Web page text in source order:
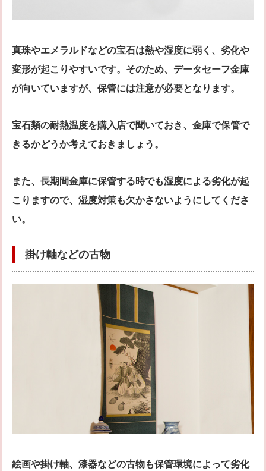
真珠やエメラルドなどの宝石は熱や湿度に弱く、劣化や
変形が起こりやすいです。そのため、データセーフ金庫
が向いていますが、保管には注意が必要となります。
宝石類の耐熱温度を購入店で聞いておき、金庫で保管で
きるかどうか考えておきましょう。
また、長期間金庫に保管する時でも湿度による劣化が起
こりますので、湿度対策も欠かさないようにしてくださ
い。
掛け軸などの古物
絵画や掛け軸、漆器などの古物も保管環境によって劣化